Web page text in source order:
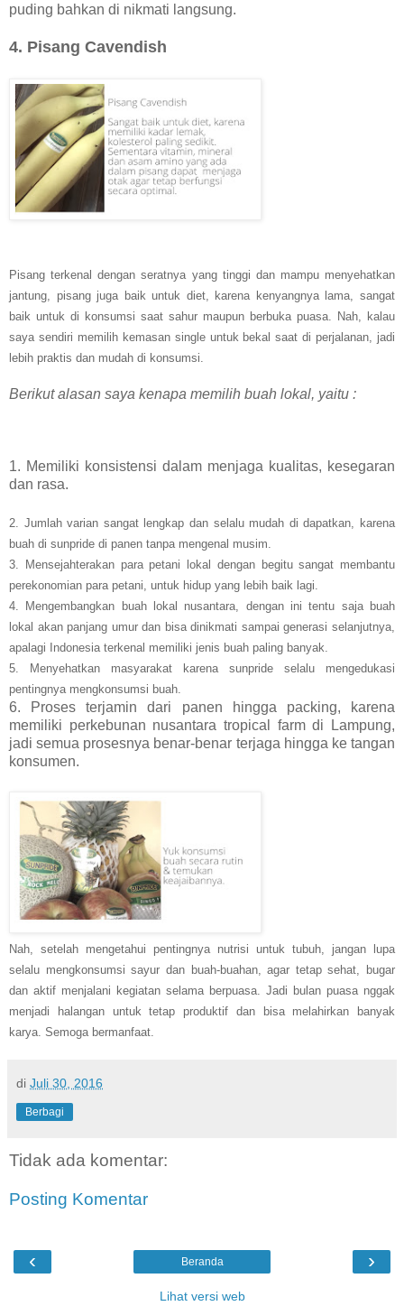
puding bahkan di nikmati langsung.
4. Pisang Cavendish
Pisang terkenal dengan seratnya yang tinggi dan mampu menyehatkan
jantung, pisang juga baik untuk diet, karena kenyangnya lama, sangat
baik untuk di konsumsi saat sahur maupun berbuka puasa. Nah, kalau
saya sendiri memilih kemasan single untuk bekal saat di perjalanan, jadi
lebih praktis dan mudah di konsumsi.
Berikut alasan saya kenapa memilih buah lokal, yaitu :
1. Memiliki konsistensi dalam menjaga kualitas, kesegaran
dan rasa.
2. Jumlah varian sangat lengkap dan selalu mudah di dapatkan, karena
buah di sunpride di panen tanpa mengenal musim.
3. Mensejahterakan para petani lokal dengan begitu sangat membantu
perekonomian para petani, untuk hidup yang lebih baik lagi.
4. Mengembangkan buah lokal nusantara, dengan ini tentu saja buah
lokal akan panjang umur dan bisa dinikmati sampai generasi selanjutnya,
apalagi Indonesia terkenal memiliki jenis buah paling banyak.
5. Menyehatkan masyarakat karena sunpride selalu mengedukasi
pentingnya mengkonsumsi buah.
6. Proses terjamin dari panen hingga packing, karena
memiliki perkebunan nusantara tropical farm di Lampung,
jadi semua prosesnya benar-benar terjaga hingga ke tangan
konsumen.
Nah, setelah mengetahui pentingnya nutrisi untuk tubuh, jangan lupa
selalu mengkonsumsi sayur dan buah-buahan, agar tetap sehat, bugar
dan aktif menjalani kegiatan selama berpuasa. Jadi bulan puasa nggak
menjadi halangan untuk tetap produktif dan bisa melahirkan banyak
karya. Semoga bermanfaat.
di Juli 30, 2016
Berbagi
Tidak ada komentar:
Posting Komentar
‹ ›
Beranda
Lihat versi web